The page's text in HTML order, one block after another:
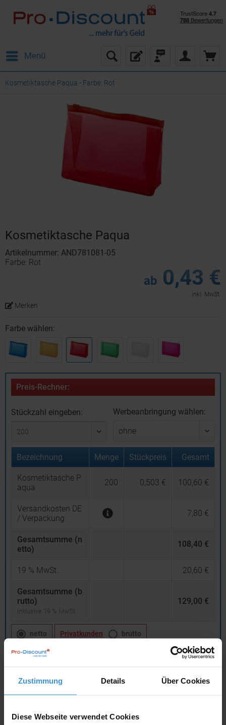
Zustimmung Details Über Cookies
Diese Webseite verwendet Cookies
Menü
Kosmetiktasche Paqua - Farbe: Rot
Kosmetiktasche Paqua
Artikelnummer: AND781081-05
Farbe: Rot
ab 0,43 €
inkl. MwSt.
Merken
Farbe wählen:
Preis-Rechner:
Stückzahl eingeben: Werbeanbringung wählen:
Bezeichnung Menge Stückpreis Gesamt
Kosmetiktasche P
aqua
200 0,503 € 100,60 €
Versandkosten DE
/ Verpackung
7,80 €
Gesamtsumme (n
etto)
108,40 €
19 % MwSt. 20,60 €
Gesamtsumme (b
rutto)
inklusive 19 % MwSt.
129,00 €
netto Privatkunden brutto